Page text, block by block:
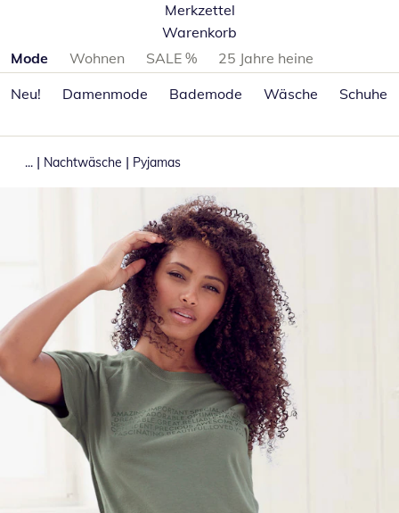
Merkzettel
Warenkorb
Produktkategorien überspringen
Mode Wohnen SALE %
25 Jahre heine
Neu!
Damenmode Bademode Wäsche Schuhe
... | Nachtwäsche | Pyjamas